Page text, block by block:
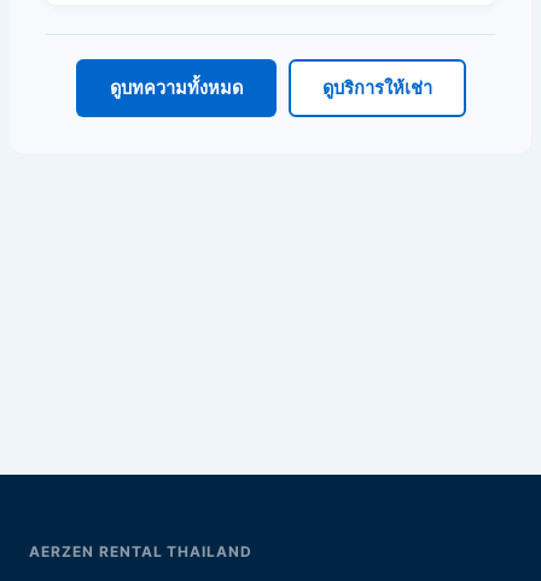
ดูบทความทั้งหมด ดูบริการให้เช่า
AERZEN RENTAL THAILAND